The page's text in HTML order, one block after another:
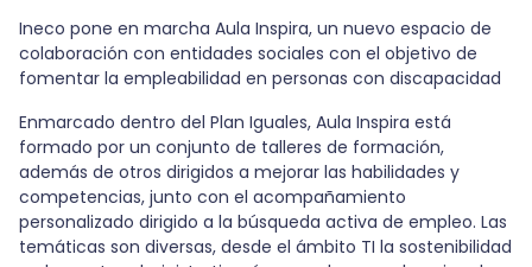
SÓLO ACEPTAR COOKIES DE VÍDEO.
Aceptar todas las cookies
Ineco pone en marcha Aula Inspira, un nuevo espacio de
colaboración con entidades sociales con el objetivo de
fomentar la empleabilidad en personas con discapacidad
Enmarcado dentro del Plan Iguales, Aula Inspira está
formado por un conjunto de talleres de formación,
además de otros dirigidos a mejorar las habilidades y
competencias, junto con el acompañamiento
personalizado dirigido a la búsqueda activa de empleo. Las
temáticas son diversas, desde el ámbito TI la sostenibilidad